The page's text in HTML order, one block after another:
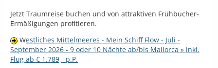
Jetzt Traumreise buchen und von attraktiven Frühbucher-
Ermäßigungen profitieren.
Westliches Mittelmeeres - Mein Schiff Flow - Juli -
September 2026 - 9 oder 10 Nächte ab/bis Mallorca » inkl.
Flug ab € 1.789,- p.P.